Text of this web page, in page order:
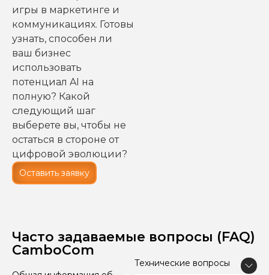
игры в маркетинге и
коммуникациях. Готовы
узнать, способен ли
ваш бизнес
использовать
потенциал AI на
полную? Какой
следующий шаг
выберете вы, чтобы не
остаться в стороне от
цифровой эволюции?
Оставить заявку
Часто задаваемые вопросы (FAQ)
CamboCom
Технические вопросы